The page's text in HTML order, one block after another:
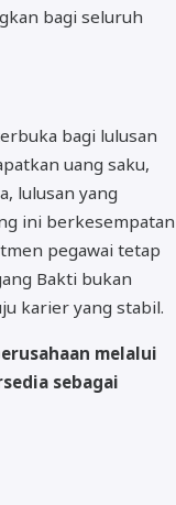
bagi seluruh
bagi lulusan
uang saku,
lulusan yang
ini berkesempatan
pegawai tetap
Bakti bukan
karier yang stabil.
melalui
sebagai